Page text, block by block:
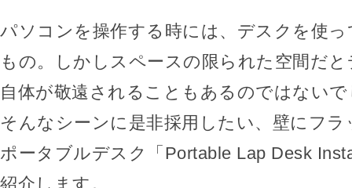
パソコンを操作する時には、デスクを使
もの。しかしスペースの限られた空間だ
自体が敬遠されることもあるのではない
そんなシーンに是非採用したい、壁にフ
ポータブルデスク「Portable Lap Desk
紹介します。